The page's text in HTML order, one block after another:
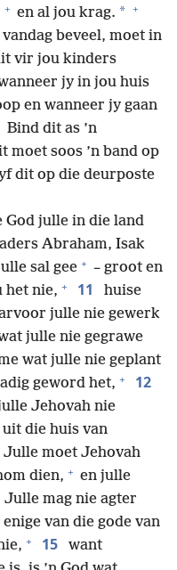
+ en al jou krag. * +
beveel, moet in
vir jou kinders
jy in jou huis
en wanneer jy gaan
Bind dit as ’n
soos ’n band op
dit op die deurposte
God julle in die land
Abraham, Isak
sal gee + – groot en
het nie, + 11
huise
julle nie gewerk
julle nie gegrawe
wat julle nie geplant
geword het, + 12
Jehovah nie
die huis van
Julle moet Jehovah
dien, + en julle
Julle mag nie agter
van die gode van
+ 15
want